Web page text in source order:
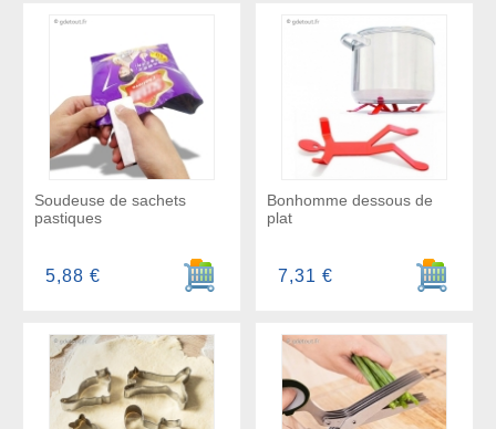
Soudeuse de sachets
pastiques
Ajouter au panier
5,88 €
Bonhomme dessous de
plat
Ajouter
7,31 €